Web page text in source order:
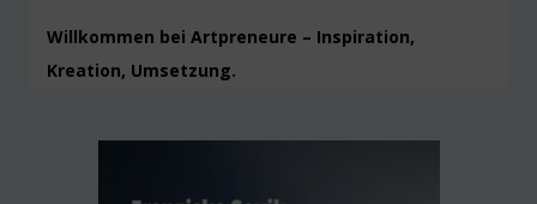
Willkommen bei Artpreneure – Inspiration,
Kreation, Umsetzung.